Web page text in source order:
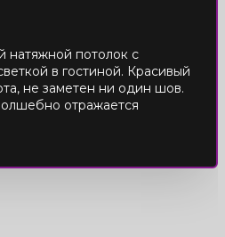
натяжной потолок с
в гостиной. Красивый
не заметен ни один шов.
отражается